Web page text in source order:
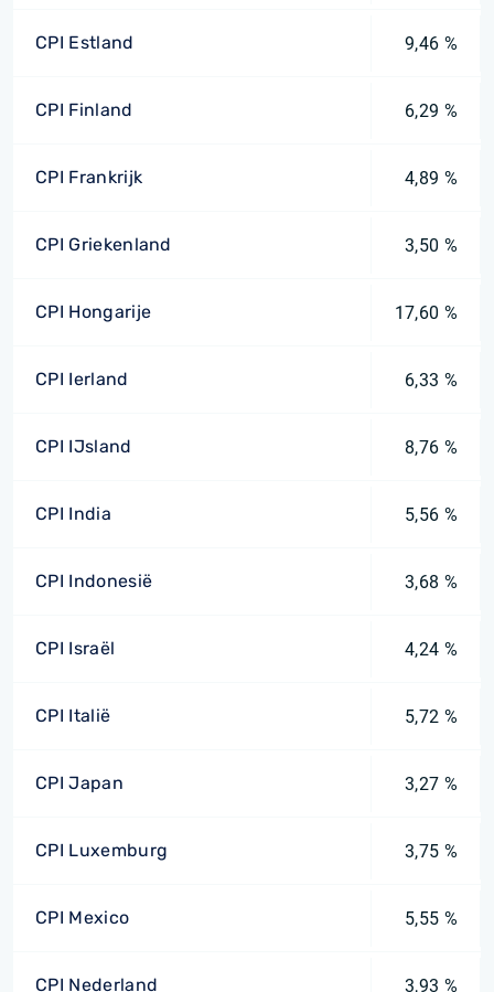
CPI Estland 9,46 %
CPI Finland 6,29 %
CPI Frankrijk 4,89 %
CPI Griekenland 3,50 %
CPI Hongarije 17,60 %
CPI Ierland 6,33 %
CPI IJsland 8,76 %
CPI India 5,56 %
CPI Indonesië 3,68 %
CPI Israël 4,24 %
CPI Italië 5,72 %
CPI Japan 3,27 %
CPI Luxemburg 3,75 %
CPI Mexico 5,55 %
CPI Nederland 3,93 %